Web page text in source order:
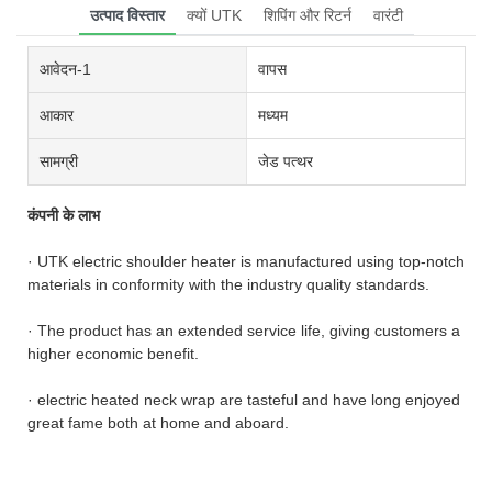
उत्पाद विस्तार क्यों UTK शिपिंग और रिटर्न वारंटी
आवेदन-1 वापस
आकार मध्यम
सामग्री जेड पत्थर
कंपनी के लाभ
· UTK electric shoulder heater is manufactured using top-notch
materials in conformity with the industry quality standards.
· The product has an extended service life, giving customers a
higher economic benefit.
· electric heated neck wrap are tasteful and have long enjoyed
great fame both at home and aboard.